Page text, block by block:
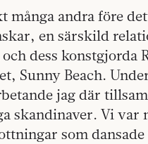
många andra före
en särskild
dess konstgjorda
Sunny Beach.
jag där
skandinaver. Vi var
som